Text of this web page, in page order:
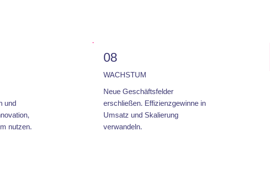
und
nutzen.
08
WACHSTUM
Neue Geschäftsfelder
erschließen. Effizienzgewinne in
Umsatz und Skalierung
verwandeln.